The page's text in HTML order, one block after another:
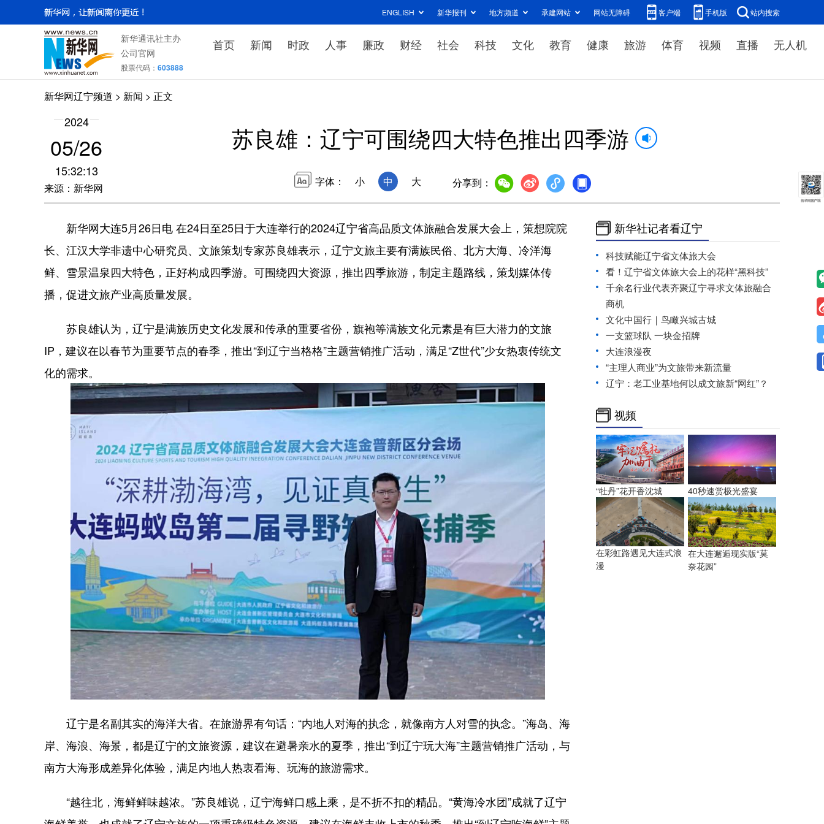
ENGLISH 新华报刊 地方频道 承建网站 网站无障碍 客户端 手机版 站内搜索
新华通讯社主办
公司官网
股票代码： 603888
首页 新闻 时政 人事 廉政 财经 社会 科技 文化 教育 健康 旅游 体育 视频 直播 无人机
新华网辽宁频道 > 新闻 > 正文
2024
05/26
15:32:13
来源：新华网
苏良雄：辽宁可围绕四大特色推出四季游
字体： 小 中 大 分享到：
新华网大连5月26日电 在24日至25日于大连举行的2024辽宁省高品质文体旅融合发展大会上，策想院院
长、江汉大学非遗中心研究员、文旅策划专家苏良雄表示，辽宁文旅主要有满族民俗、北方大海、冷洋海
鲜、雪景温泉四大特色，正好构成四季游。可围绕四大资源，推出四季旅游，制定主题路线，策划媒体传
播，促进文旅产业高质量发展。
苏良雄认为，辽宁是满族历史文化发展和传承的重要省份，旗袍等满族文化元素是有巨大潜力的文旅
IP，建议在以春节为重要节点的春季，推出“到辽宁当格格”主题营销推广活动，满足“Z世代”少女热衷传统文
化的需求。
辽宁是名副其实的海洋大省。在旅游界有句话：“内地人对海的执念，就像南方人对雪的执念。”海岛、海
岸、海浪、海景，都是辽宁的文旅资源，建议在避暑亲水的夏季，推出“到辽宁玩大海”主题营销推广活动，与
南方大海形成差异化体验，满足内地人热衷看海、玩海的旅游需求。
“越往北，海鲜鲜味越浓。”苏良雄说，辽宁海鲜口感上乘，是不折不扣的精品。“黄海冷水团”成就了辽宁
新华社记者看辽宁
科技赋能辽宁省文体旅大会
看！辽宁省文体旅大会上的花样“黑科技”
千余名行业代表齐聚辽宁寻求文体旅融合
商机
文化中国行｜鸟瞰兴城古城
一支篮球队 一块金招牌
大连浪漫夜
“主理人商业”为文旅带来新流量
辽宁：老工业基地何以成文旅新“网红”？
视频
“牡丹”花开香沈城 40秒速赏极光盛宴
在彩虹路遇见大连式浪
漫
在大连邂逅现实版“莫
奈花园”